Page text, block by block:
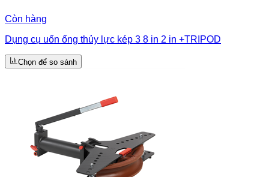
Còn hàng
Dụng cụ uốn ống thủy lực kép 3 8 in 2 in +TRIPOD
Chọn để so sánh